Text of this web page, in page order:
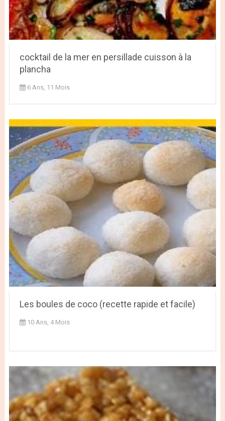
cocktail de la mer en persillade cuisson à la
plancha
6 Ans, 11 Mois
Les boules de coco (recette rapide et facile)
10 Ans, 4 Mois